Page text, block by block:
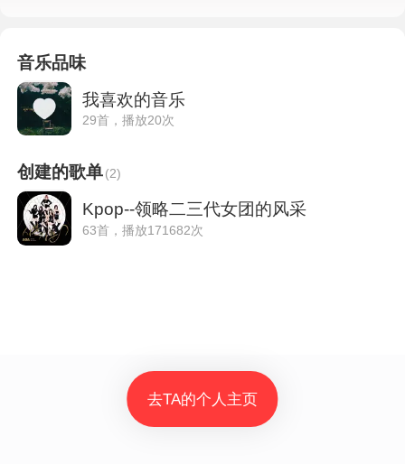
音乐品味
我喜欢的音乐
29首，播放20次
创建的歌单(2)
Kpop--领略二三代女团的风采
63首，播放171682次
去TA的个人主页